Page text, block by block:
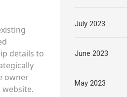
details to
owner
July 2023
June 2023
May 2023